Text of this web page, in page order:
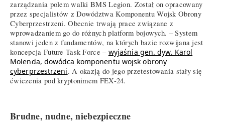
zarządzania polem walki BMS Legion. Został on opracowany
przez specjalistów z Dowództwa Komponentu Wojsk Obrony
Cyberprzestrzeni. Obecnie trwają prace związane z
wprowadzaniem go do różnych platform bojowych. – System
stanowi jeden z fundamentów, na których bazie rozwijana jest
koncepcja Future Task Force – wyjaśnia gen. dyw. Karol
Molenda, dowódca komponentu wojsk obrony
cyberprzestrzeni. A okazją do jego przetestowania stały się
ćwiczenia pod kryptonimem FEX-24.
Brudne, nudne, niebezpieczne